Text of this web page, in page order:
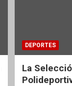
DEPORTES
La